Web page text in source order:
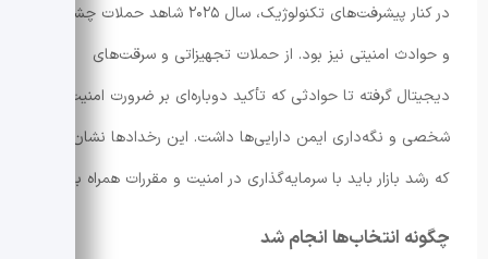
در کنار پیشرفت‌های تکنولوژیک، سال ۲۰۲۵ شاهد حملات چشمگیر
و حوادث امنیتی نیز بود. از حملات تجهیزاتی و سرقت‌های
دیجیتال گرفته تا حوادثی که تأکید دوباره‌ای بر ضرورت امنیت
شخصی و نگه‌داری ایمن دارایی‌ها داشت. این رخدادها نشان داد
که رشد بازار باید با سرمایه‌گذاری در امنیت و مقررات همراه باشد.
چگونه انتخاب‌ها انجام شد